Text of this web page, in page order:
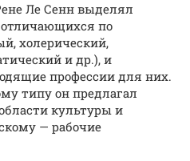
Ле Сенн выделял
по
холерический,
и др.), и
профессии для них.
типу он предлагал
культуры и
— рабочие